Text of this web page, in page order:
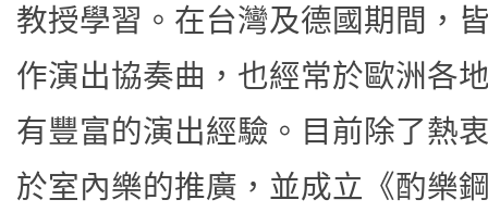
教授學習。在台灣及德國期間，
作演出協奏曲，也經常於歐洲各
有豐富的演出經驗。目前除了熱
於室內樂的推廣，並成立《酌樂